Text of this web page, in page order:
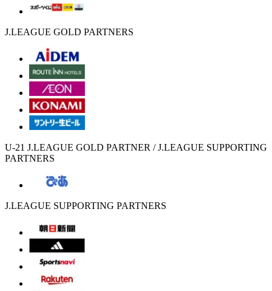
J.LEAGUE GOLD PARTNERS
U-21 J.LEAGUE GOLD PARTNER / J.LEAGUE SUPPORTING
PARTNERS
J.LEAGUE SUPPORTING PARTNERS